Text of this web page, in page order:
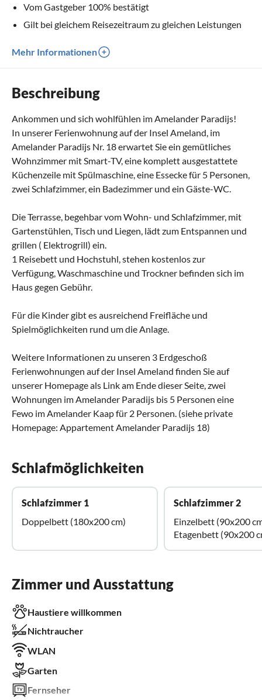
Vom Gastgeber 100% bestätigt
Gilt bei gleichem Reisezeitraum zu gleichen Leistungen
Mehr Informationen
Beschreibung
Ankommen und sich wohlfühlen im Amelander Paradijs!
In unserer Ferienwohnung auf der Insel Ameland, im
Amelander Paradijs Nr. 18 erwartet Sie ein gemütliches
Wohnzimmer mit Smart-TV, eine komplett ausgestattete
Küchenzeile mit Spülmaschine, eine Essecke für 5 Personen,
zwei Schlafzimmer, ein Badezimmer und ein Gäste-WC.
Die Terrasse, begehbar vom Wohn- und Schlafzimmer, mit
Gartenstühlen, Tisch und Liegen, lädt zum Entspannen und
grillen ( Elektrogrill) ein.
1 Reisebett und Hochstuhl, stehen kostenlos zur
Verfügung, Waschmaschine und Trockner befinden sich im
Haus gegen Gebühr.
Für die Kinder gibt es ausreichend Freifläche und
Spielmöglichkeiten rund um die Anlage.
Weitere Informationen zu unseren 3 Erdgeschoß
Ferienwohnungen auf der Insel Ameland finden Sie auf
unserer Homepage als Link am Ende dieser Seite, zwei
Wohnungen im Amelander Paradijs bis 5 Personen eine
Fewo im Amelander Kaap für 2 Personen. (siehe private
Homepage: Appartement Amelander Paradijs 18)
Schlafmöglichkeiten
Schlafzimmer 1
Doppelbett (180x200 cm)
Schlafzimmer 2
Einzelbett (90x200
Etagenbett (90x200
Zimmer und Ausstattung
Haustiere willkommen
Nichtraucher
WLAN
Garten
Fernseher